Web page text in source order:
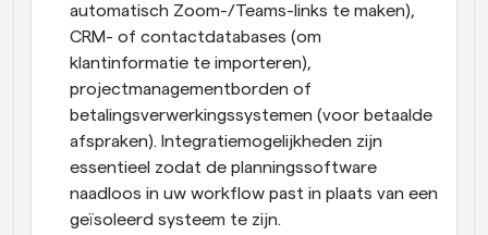
automatisch Zoom-/Teams-links te maken),
CRM- of contactdatabases (om
klantinformatie te importeren),
projectmanagementborden of
betalingsverwerkingssystemen (voor betaalde
afspraken). Integratiemogelijkheden zijn
essentieel zodat de planningssoftware
naadloos in uw workflow past in plaats van een
geïsoleerd systeem te zijn.